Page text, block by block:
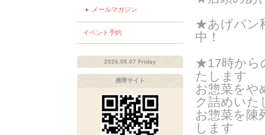
★あげパン
中！
★17時から
たします
お惣菜をや
ク詰めいた
お惣菜を陳
します
メールマガジン
イベント予約
2026.08.07 Friday
携帯サイト